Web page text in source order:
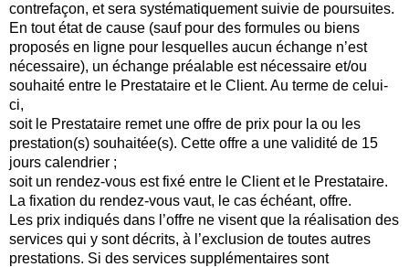
contrefaçon, et sera systématiquement suivie de poursuites.
En tout état de cause (sauf pour des formules ou biens
proposés en ligne pour lesquelles aucun échange n’est
nécessaire), un échange préalable est nécessaire et/ou
souhaité entre le Prestataire et le Client. Au terme de celui-
ci,
soit le Prestataire remet une offre de prix pour la ou les
prestation(s) souhaitée(s). Cette offre a une validité de 15
jours calendrier ;
soit un rendez-vous est fixé entre le Client et le Prestataire.
La fixation du rendez-vous vaut, le cas échéant, offre.
Les prix indiqués dans l’offre ne visent que la réalisation des
services qui y sont décrits, à l’exclusion de toutes autres
prestations. Si des services supplémentaires sont